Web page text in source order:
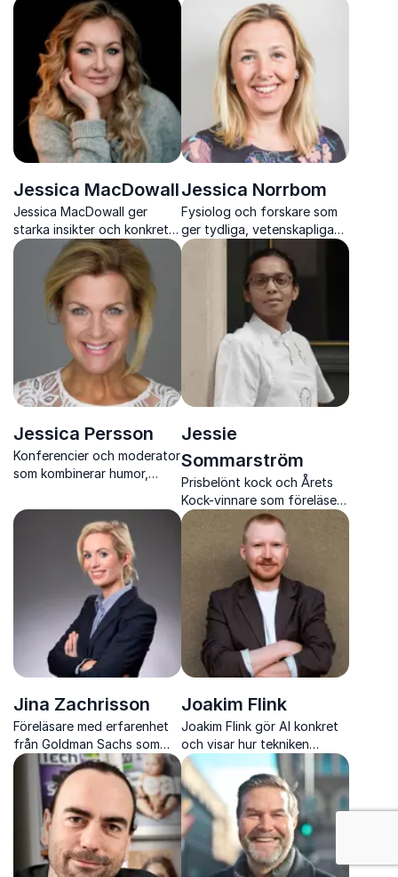
föreläsning fylld av humor,
vetenskap och skarpa
perspektiv
föreläser om hälsa, stress
och hur vi skapar hållbar
prestation i livet
Jessica MacDowall
Jessica MacDowall ger
starka insikter och konkreta
verktyg för att förstå och
hantera våld i nära
relationer
Jessica Norrbom
Fysiolog och forskare som
ger tydliga, vetenskapliga
svar på träning, kost och
Jessica Persson
Konferencier och moderator
som kombinerar humor,
erfarenhet på scen
Jessie
Sommarström
Prisbelönt kock och Årets
Kock-vinnare som föreläser
om matens kraft, ledarskap,
prestation och modet att
våga förändra.
Jina Zachrisson
Föreläsare med erfarenhet
från Goldman Sachs som
ger nya perspektiv på
jämställdhet och ledarskap i
näringslivet
Joakim Flink
Joakim Flink gör AI konkret
och visar hur tekniken
skapar verklig nytta och
utveckling.